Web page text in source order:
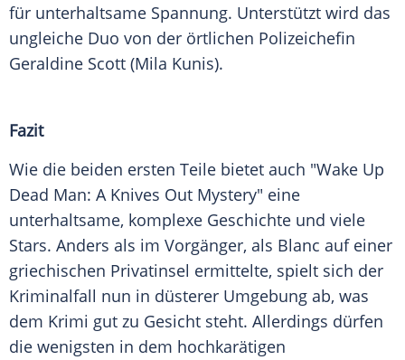
für unterhaltsame Spannung. Unterstützt wird das
ungleiche Duo von der örtlichen Polizeichefin
Geraldine Scott (Mila Kunis).
Fazit
Wie die beiden ersten Teile bietet auch "Wake Up
Dead Man: A Knives Out Mystery" eine
unterhaltsame, komplexe Geschichte und viele
Stars. Anders als im Vorgänger, als Blanc auf einer
griechischen Privatinsel ermittelte, spielt sich der
Kriminalfall nun in düsterer Umgebung ab, was
dem Krimi gut zu Gesicht steht. Allerdings dürfen
die wenigsten in dem hochkarätigen